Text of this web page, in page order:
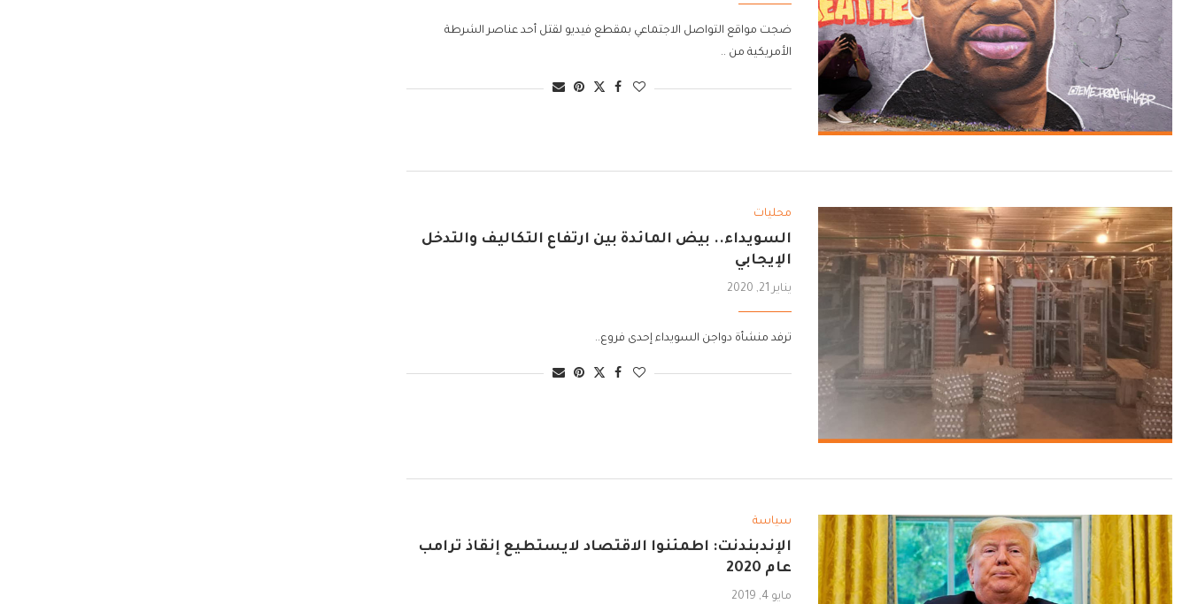
ضجت مواقع التواصل الاجتماعي بمقطع فيديو لقتل أحد عناصر الشرطة
الأمريكية من ..
محليات
السويداء.. بيض المائدة بين ارتفاع التكاليف والتدخل
الإيجابي
يناير 21, 2020
ترفد منشأة دواجن السويداء إحدى فروع..
سياسة
الإندبندنت: اطمئنوا الاقتصاد لايستطيع إنقاذ ترامب
عام 2020
مايو 4, 2019